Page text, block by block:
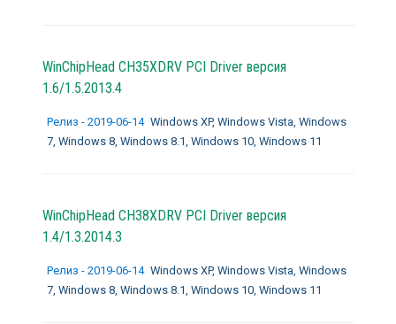
WinChipHead CH35XDRV PCI Driver версия
1.6/1.5.2013.4
Релиз - 2019-06-14 Windows XP, Windows Vista, Windows
7, Windows 8, Windows 8.1, Windows 10, Windows 11
WinChipHead CH38XDRV PCI Driver версия
1.4/1.3.2014.3
Релиз - 2019-06-14 Windows XP, Windows Vista, Windows
7, Windows 8, Windows 8.1, Windows 10, Windows 11